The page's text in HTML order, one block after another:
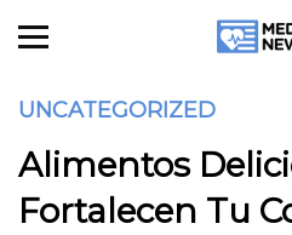
UNCATEGORIZED
Alimentos
Fortalecen Tu